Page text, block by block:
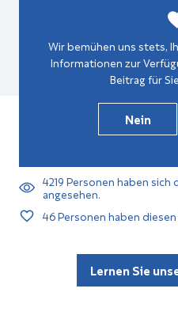
Wir bemühen uns stets,
Informationen zur
Beitrag für
Nein
4219Personen haben sich
angesehen.
46Personen haben
Lernen Sie